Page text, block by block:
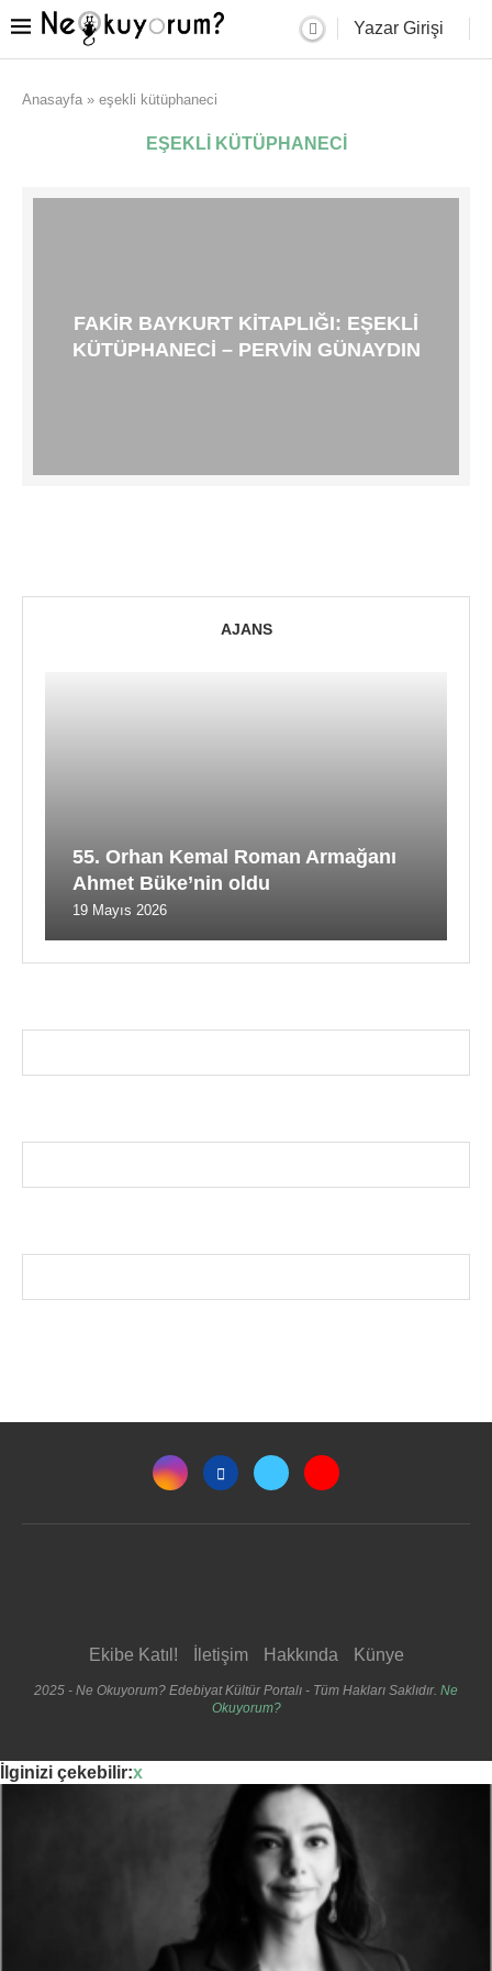
Yazar Girişi
Anasayfa » eşekli kütüphaneci
EŞEKLI KÜTÜPHANECI
FAKIR BAYKURT KITAPLIĞI: EŞEKLI
KÜTÜPHANECI – PERVIN GÜNAYDIN
AJANS
55. Orhan Kemal Roman Armağanı
Ahmet Büke’nin oldu
19 Mayıs 2026
Ekibe Katıl! İletişim Hakkında Künye
2025 - Ne Okuyorum? Edebiyat Kültür Portalı - Tüm Hakları Saklıdır. Ne
Okuyorum?
İlginizi çekebilir:x